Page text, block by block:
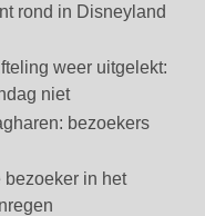
rond in Disneyland
weer uitgelekt:
niet
bezoekers
bezoeker in het